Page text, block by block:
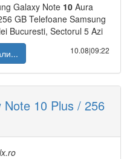
Galaxy Note 10 Aura
GB Telefoane Samsung
Bucuresti, Sectorul 5 Azi
10.08|09:22
10 Plus / 256